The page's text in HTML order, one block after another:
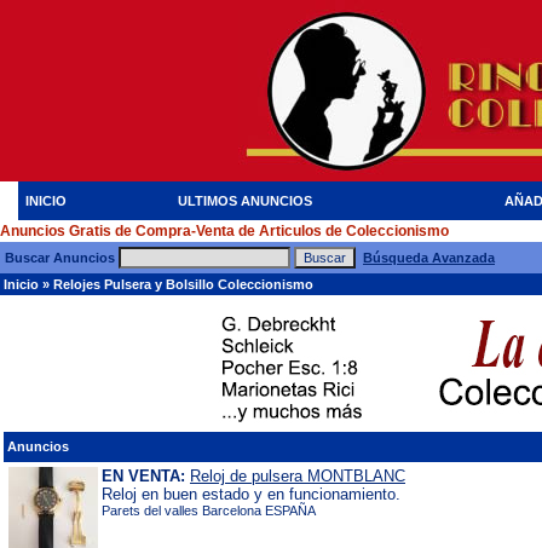
INICIO ULTIMOS ANUNCIOS
Anuncios Gratis de Compra-Venta de Articulos de Coleccionismo
Buscar Anuncios
Búsqueda Avanzada
Inicio » Relojes Pulsera y Bolsillo Coleccionismo
Anuncios
EN VENTA: Reloj de pulsera MONTBLANC
Reloj en buen estado y en funcionamiento.
Parets del valles Barcelona ESPAÑA